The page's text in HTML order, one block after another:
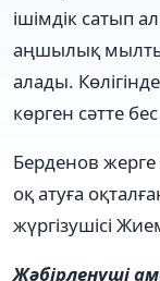
ішімдік сатып
аңшылық
алады.
көрген сәтте
Берденов жерге
оқ атуға
жүргізушісі
Жәбірленуші